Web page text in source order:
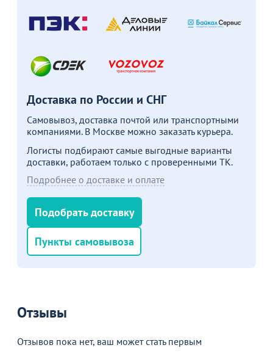
Доставка по России и СНГ
Самовывоз, доставка почтой или транспортными
компаниями. В Москве можно заказать курьера.
Логисты подбирают самые выгодные варианты
доставки, работаем только с проверенными ТК.
Подробнее о доставке и оплате
Подобрать доставку
Пункты самовывоза
Отзывы
Отзывов пока нет, ваш может стать первым